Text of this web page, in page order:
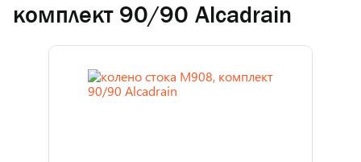
комплект 90/90 Alcadrain